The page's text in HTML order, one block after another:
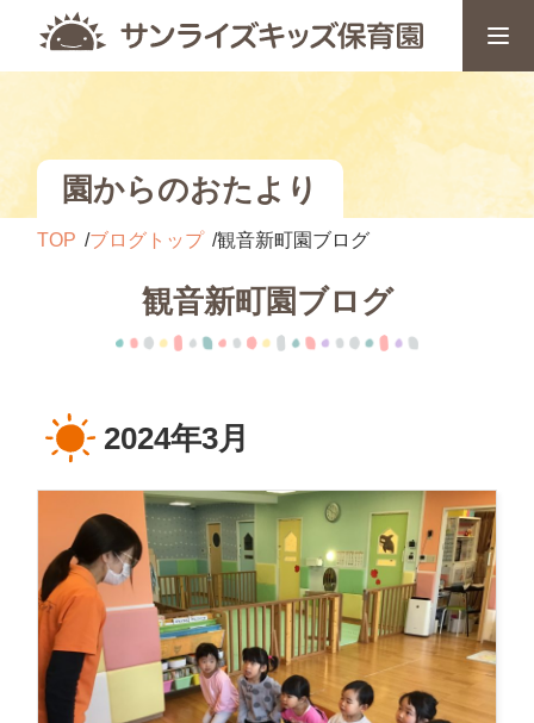
園からのおたより
TOP ブログトップ 観音新町園ブログ
観音新町園ブログ
2024年3月